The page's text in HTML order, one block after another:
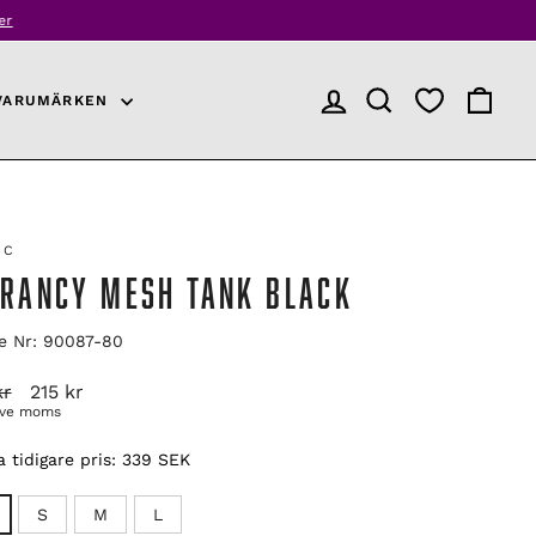
LOGGA INPRODUKTSÖKNING
MESH TANK BLACK
Nr: 90087-80
Reapris
215 kr
moms
tidigare pris: 339 SEK
S M L